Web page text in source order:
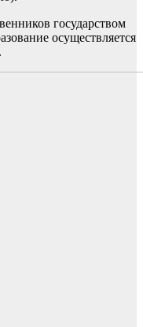
государством
осуществляется